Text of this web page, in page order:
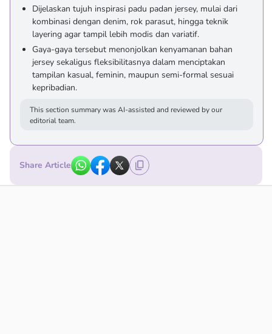
Dijelaskan tujuh inspirasi padu padan jersey, mulai dari
kombinasi dengan denim, rok parasut, hingga teknik
layering agar tampil lebih modis dan variatif.
Gaya-gaya tersebut menonjolkan kenyamanan bahan
jersey sekaligus fleksibilitasnya dalam menciptakan
tampilan kasual, feminin, maupun semi-formal sesuai
kepribadian.
This section summary was AI-assisted and reviewed by our
editorial team.
Share Article